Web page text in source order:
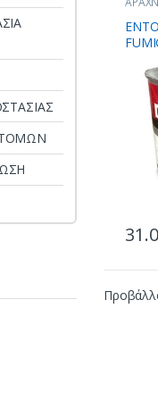
ΠΡΟΣ